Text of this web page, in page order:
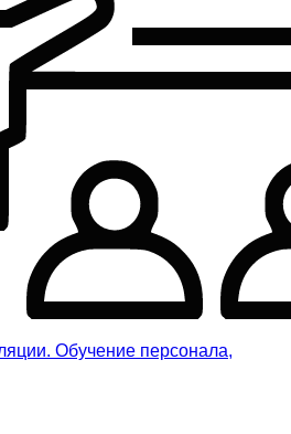
Обучение персонала,